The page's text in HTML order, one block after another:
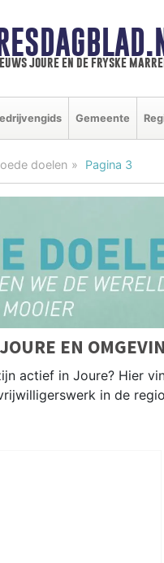
joure en de fryske
Gemeente
doelen Pagina 3
EN
actief in Joure? Hier
in de